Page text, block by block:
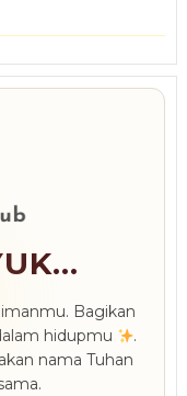
Bagikan
hidupmu
.
nama Tuhan